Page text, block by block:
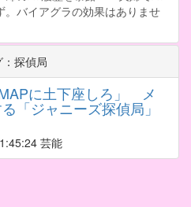
バイアグラの効果はありませ
：探偵局
に土下座しろ」 メ
「ジャニーズ探偵局」
芸能